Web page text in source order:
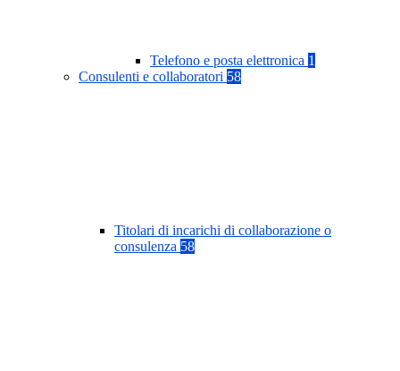
Telefono e posta elettronica 1
Consulenti e collaboratori 58
Titolari di incarichi di collaborazione o
consulenza 58